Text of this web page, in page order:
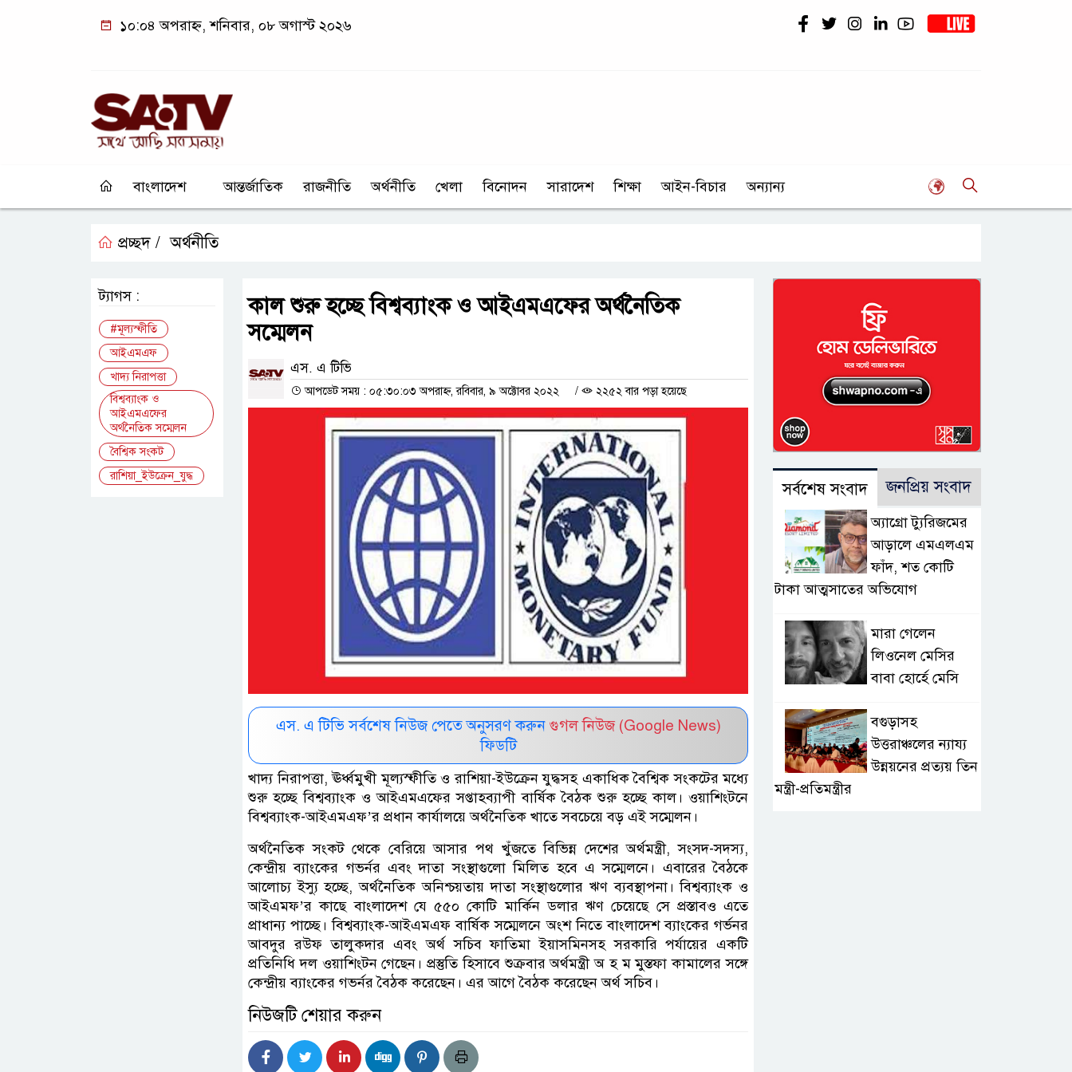
১০:০৪ অপরাহ্ন, শনিবার, ০৮ অগাস্ট ২০২৬
বাংলাদেশ আন্তর্জাতিক রাজনীতি অর্থনীতি খেলা বিনোদন সারাদেশ শিক্ষা আইন-বিচার অন্যান্য
প্রচ্ছদ / অর্থনীতি
কাল শুরু হচ্ছে বিশ্বব্যাংক ও আইএমএফের অর্থনৈতিক
সম্মেলন
এস. এ টিভি
আপডেট সময় : ০৫:৩০:০৩ অপরাহ্ন, রবিবার, ৯ অক্টোবর ২০২২ / ২২৫২ বার পড়া হয়েছে
এস. এ টিভি সর্বশেষ নিউজ পেতে অনুসরণ করুন গুগল নিউজ (Google News)
ফিডটি
খাদ্য নিরাপত্তা, ঊর্ধ্বমুখী মূল্যস্ফীতি ও রাশিয়া-ইউক্রেন যুদ্ধসহ একাধিক বৈশ্বিক সংকটের মধ্যে
শুরু হচ্ছে বিশ্বব্যাংক ও আইএমএফের সপ্তাহব্যাপী বার্ষিক বৈঠক শুরু হচ্ছে কাল। ওয়াশিংটনে
বিশ্বব্যাংক-আইএমএফ’র প্রধান কার্যালয়ে অর্থনৈতিক খাতে সবচেয়ে বড় এই সম্মেলন।
অর্থনৈতিক সংকট থেকে বেরিয়ে আসার পথ খুঁজতে বিভিন্ন দেশের অর্থমন্ত্রী, সংসদ-সদস্য,
কেন্দ্রীয় ব্যাংকের গভর্নর এবং দাতা সংস্থাগুলো মিলিত হবে এ সম্মেলনে। এবারের বৈঠকে
আলোচ্য ইস্যু হচ্ছে, অর্থনৈতিক অনিশ্চয়তায় দাতা সংস্থাগুলোর ঋণ ব্যবস্থাপনা। বিশ্বব্যাংক ও
আইএমফ’র কাছে বাংলাদেশ যে ৫৫০ কোটি মার্কিন ডলার ঋণ চেয়েছে সে প্রস্তাবও এতে
প্রাধান্য পাচ্ছে। বিশ্বব্যাংক-আইএমএফ বার্ষিক সম্মেলনে অংশ নিতে বাংলাদেশ ব্যাংকের গর্ভনর
আবদুর রউফ তালুকদার এবং অর্থ সচিব ফাতিমা ইয়াসমিনসহ সরকারি পর্যায়ের একটি
প্রতিনিধি দল ওয়াশিংটন গেছেন। প্রস্তুতি হিসাবে শুক্রবার অর্থমন্ত্রী অ হ ম মুস্তফা কামালের সঙ্গে
কেন্দ্রীয় ব্যাংকের গভর্নর বৈঠক করেছেন। এর আগে বৈঠক করেছেন অর্থ সচিব।
নিউজটি শেয়ার করুন
ট্যাগস :
#মূল্যস্ফীতি
আইএমএফ
খাদ্য নিরাপত্তা
বিশ্বব্যাংক ও
আইএমএফের
অর্থনৈতিক সম্মেলন
বৈশ্বিক সংকট
রাশিয়া_ইউক্রেন_যুদ্ধ
সর্বশেষ সংবাদ জনপ্রিয় সংবাদ
অ্যাগ্রো ট্যুরিজমের
আড়ালে এমএলএম
ফাঁদ, শত কোটি
টাকা আত্মসাতের অভিযোগ
মারা গেলেন
লিওনেল মেসির
বাবা হোর্হে মেসি
বগুড়াসহ
উত্তরাঞ্চলের ন্যায্য
উন্নয়নের প্রত্যয় তিন
মন্ত্রী-প্রতিমন্ত্রীর